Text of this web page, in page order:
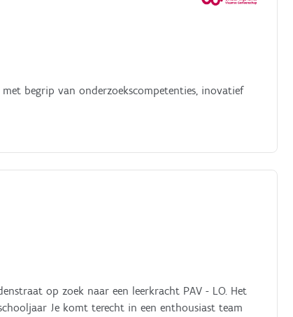
begrip van onderzoekscompetenties, inovatief
op zoek naar een leerkracht PAV - LO. Het
Je komt terecht in een enthousiast team